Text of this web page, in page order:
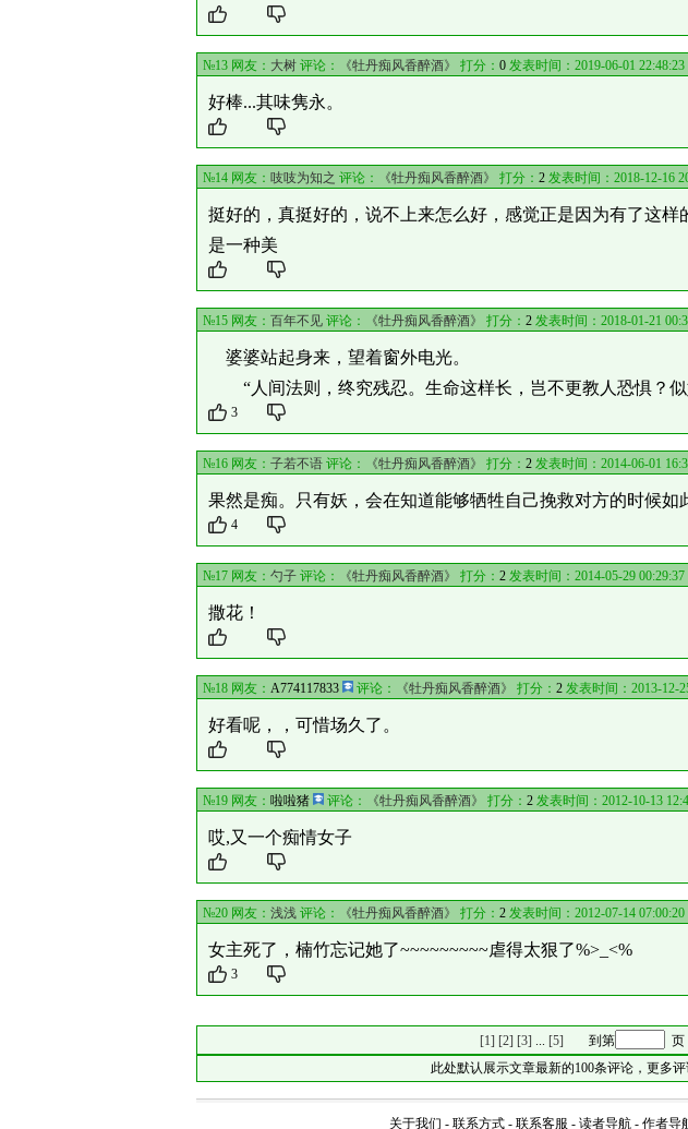
№13 网友： 大树 评论： 《牡丹痴风香醉酒》 打分： 0 发表时间：2019-06-01
好棒...其味隽永。
№14 网友： 吱吱为知之 评论： 《牡丹痴风香醉酒》 打分： 2 发表时间：2018-12-16
挺好的，真挺好的，说不上来怎么好，感觉正是因为有了这
是一种美
№15 网友： 百年不见 评论： 《牡丹痴风香醉酒》 打分： 2 发表时间：2018-01-21
婆婆站起身来，望着窗外电光。
“人间法则，终究残忍。生命这样长，岂不更教人恐惧？似
3
№16 网友： 子若不语 评论： 《牡丹痴风香醉酒》 打分： 2 发表时间：2014-06-01
果然是痴。只有妖，会在知道能够牺牲自己挽救对方的时候如
4
№17 网友： 勺子 评论： 《牡丹痴风香醉酒》 打分： 2 发表时间：2014-05-29
撒花！
№18 网友： A774117833 评论： 《牡丹痴风香醉酒》 打分： 2发表时间：2013-12-
好看呢，，可惜场久了。
№19 网友： 啦啦猪 评论： 《牡丹痴风香醉酒》 打分： 2发表时间：2012-10-13
哎,又一个痴情女子
№20 网友： 浅浅 评论： 《牡丹痴风香醉酒》 打分： 2 发表时间：2012-07-14
女主死了，楠竹忘记她了~~~~~~~~~虐得太狠了%>_<%
3
[1] [2] [3] [5] 到第
页
此处默认展示文章最新的100条评论，更多
关于我们 - 联系方式 - 联系客服 - 读者导航 - 作者导